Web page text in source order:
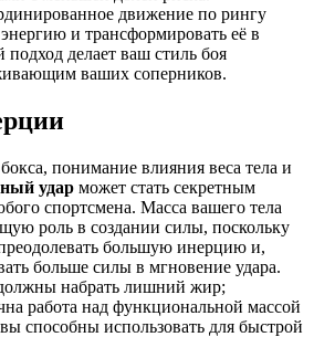
движение по рингу
и трансформировать её в
делает ваш стиль боя
ваших соперников.
понимание влияния веса тела и
удар может стать секретным
спортсмена. Масса вашего тела
роль в создании силы, поскольку
большую инерцию и,
больше силы в мгновение удара.
набрать лишний жир;
работа над функциональной массой
способны использовать для быстрой